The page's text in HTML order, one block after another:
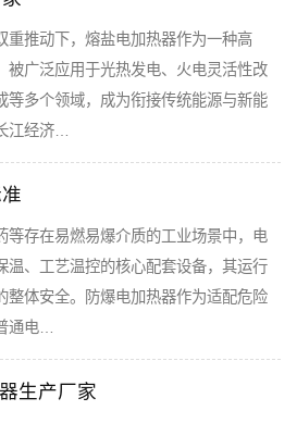
重推动下，熔盐电加热器作为一种高
被广泛应用于光热发电、火电灵活性改
等多个领域，成为衔接传统能源与新能
江经济…
等存在易燃易爆介质的工业场景中，电
温、工艺温控的核心配套设备，其运行
整体安全。防爆电加热器作为适配危险
通电…
生产厂家